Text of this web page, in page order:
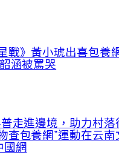
戰》黃小琥出喜包養
涵被罵哭
走進邊境，助力村落
查包養網”運動在云南
國網